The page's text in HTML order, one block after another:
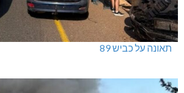
תאונה על כביש 89